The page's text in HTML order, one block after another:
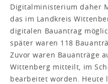
Digitalministerium daher
das im Landkreis
digitalen Bauantrag
später waren 118
Zuvor waren Bauanträge
Wittenberg mitteilt, im
bearbeitet worden.